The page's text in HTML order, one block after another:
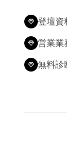
登壇資
営業業
無料診